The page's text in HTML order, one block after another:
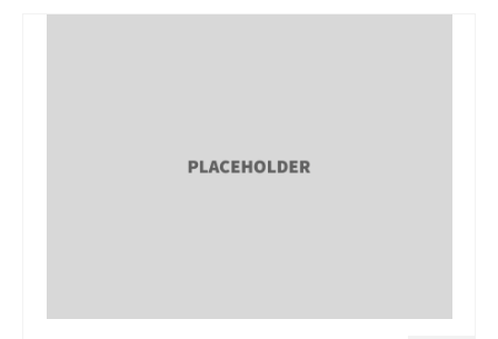
Značajni datumi i manifestacije